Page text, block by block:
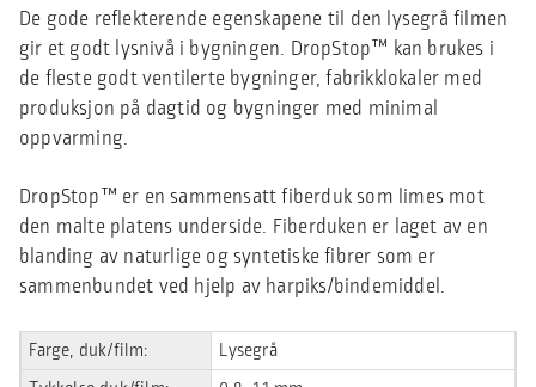
De gode reflekterende egenskapene til den lysegrå filmen
gir et godt lysnivå i bygningen. DropStop™ kan brukes i
de fleste godt ventilerte bygninger, fabrikklokaler med
produksjon på dagtid og bygninger med minimal
oppvarming.
DropStop™ er en sammensatt fiberduk som limes mot
den malte platens underside. Fiberduken er laget av en
blanding av naturlige og syntetiske fibrer som er
sammenbundet ved hjelp av harpiks/bindemiddel.
Farge, duk/film:
Lysegrå